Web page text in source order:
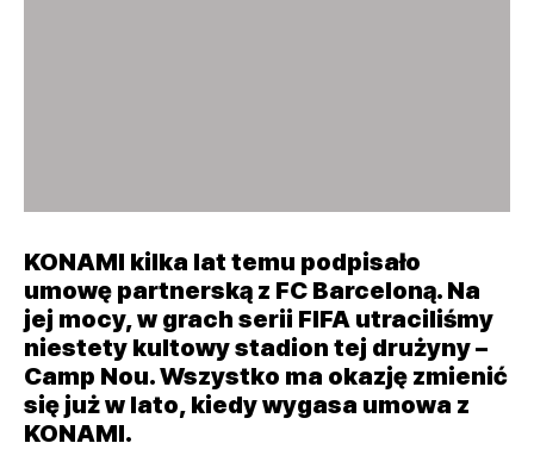
KONAMI kilka lat temu podpisało
umowę partnerską z FC Barceloną. Na
jej mocy, w grach serii FIFA utraciliśmy
niestety kultowy stadion tej drużyny –
Camp Nou. Wszystko ma okazję zmienić
się już w lato, kiedy wygasa umowa z
KONAMI.